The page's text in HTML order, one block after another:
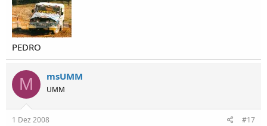
PEDRO
M msUMM
UMM
1 Dez 2008 #17